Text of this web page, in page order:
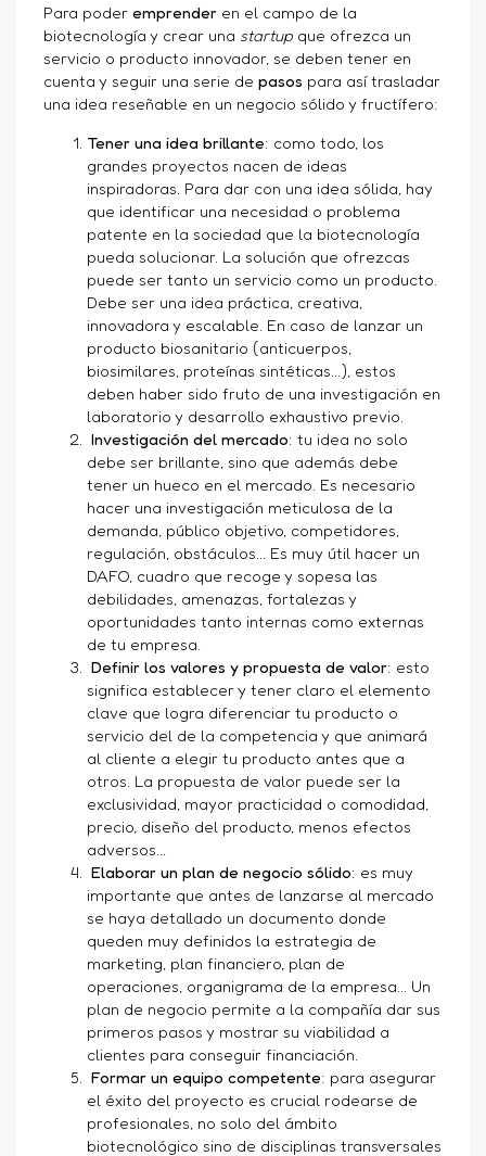
Para poder emprender en el campo de la
biotecnología y crear una startup que ofrezca un
servicio o producto innovador, se deben tener en
cuenta y seguir una serie de pasos para así trasladar
una idea reseñable en un negocio sólido y fructífero:
Tener una idea brillante: como todo, los
grandes proyectos nacen de ideas
inspiradoras. Para dar con una idea sólida, hay
que identificar una necesidad o problema
patente en la sociedad que la biotecnología
pueda solucionar. La solución que ofrezcas
puede ser tanto un servicio como un producto.
Debe ser una idea práctica, creativa,
innovadora y escalable. En caso de lanzar un
producto biosanitario (anticuerpos,
biosimilares, proteínas sintéticas...), estos
deben haber sido fruto de una investigación en
laboratorio y desarrollo exhaustivo previo.
Investigación del mercado: tu idea no solo
debe ser brillante, sino que además debe
tener un hueco en el mercado. Es necesario
hacer una investigación meticulosa de la
demanda, público objetivo, competidores,
regulación, obstáculos... Es muy útil hacer un
DAFO, cuadro que recoge y sopesa las
debilidades, amenazas, fortalezas y
oportunidades tanto internas como externas
de tu empresa.
Definir los valores y propuesta de valor: esto
significa establecer y tener claro el elemento
clave que logra diferenciar tu producto o
servicio del de la competencia y que animará
al cliente a elegir tu producto antes que a
otros. La propuesta de valor puede ser la
exclusividad, mayor practicidad o comodidad,
precio, diseño del producto, menos efectos
adversos...
Elaborar un plan de negocio sólido: es muy
importante que antes de lanzarse al mercado
se haya detallado un documento donde
queden muy definidos la estrategia de
marketing, plan financiero, plan de
operaciones, organigrama de la empresa... Un
plan de negocio permite a la compañía dar sus
primeros pasos y mostrar su viabilidad a
clientes para conseguir financiación.
Formar un equipo competente: para asegurar
el éxito del proyecto es crucial rodearse de
profesionales, no solo del ámbito
biotecnológico sino de disciplinas transversales